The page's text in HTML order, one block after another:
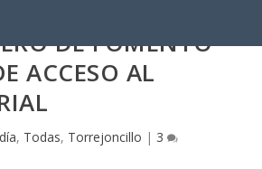
DE FOMENTO
ACCESO AL
, Todas, Torrejoncillo | 3